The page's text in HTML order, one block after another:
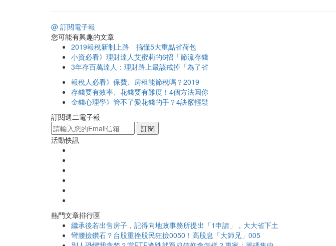
@ 訂閱電子報
您可能有興趣的文章
2019報稅新制上路 搞懂5大重點省荷包
小資必看》理財達人艾蜜莉的6招「節流存錢
3年存百萬達人：理財路上最該戒掉「為了省
報稅人必看》保費、房租能節稅嗎？2019
存錢要有效率、花錢要有難度！4個方法圓你
金錢心理學》管不了愛花錢的手？4訣竅輕鬆
訂閱週二電子報
訂閱
活動快訊
熱門文章排行區
繼承後若出售房子，記得向地政事務所提出「1申請」，大大省下土
彎腰撿鑽石？台股重挫股民狂撿0050！高股息「大師兄」005